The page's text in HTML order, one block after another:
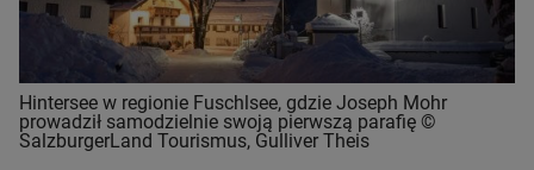
Hintersee w regionie Fuschlsee, gdzie Joseph Mohr
prowadził samodzielnie swoją pierwszą parafię ©
SalzburgerLand Tourismus, Gulliver Theis